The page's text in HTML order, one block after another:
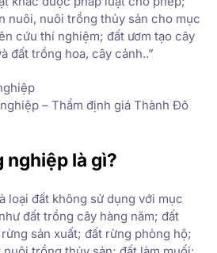
nuôi, nuôi trồng thủy sản cho mục
cứu thí nghiệm; đất ươm tạo cây
đất trồng hoa, cây cảnh..”
– Thẩm định giá Thành Đô
nghiệp là gì?
loại đất không sử dụng với mục
đất trồng cây hàng năm; đất
sản xuất; đất rừng phòng hộ;